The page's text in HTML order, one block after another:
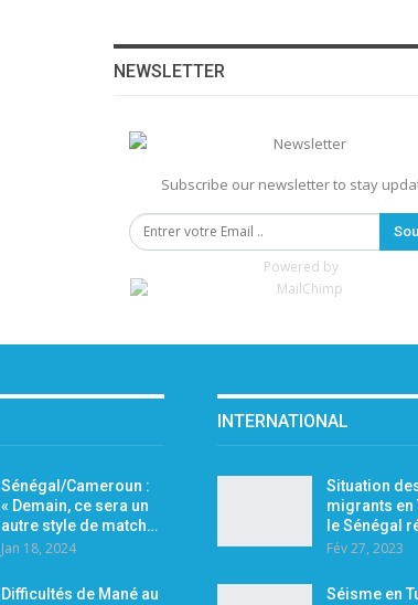
NEWSLETTER
Subscribe our newsletter to stay
Powered by
Sénégal/Cameroun :
« Demain, ce sera un
autre style de match…
Jan 18, 2024
Difficultés de Mané au
INTERNATIONAL
Situation
migrants en
le Sénégal
Fév 27, 2023
Séisme en